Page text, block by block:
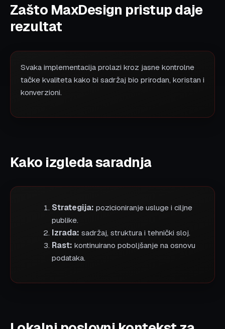
Zašto MaxDesign pristup daje
rezultat
Svaka implementacija prolazi kroz jasne kontrolne
tačke kvaliteta kako bi sadržaj bio prirodan, koristan i
konverzioni.
Kako izgleda saradnja
Strategija: pozicioniranje usluge i ciljne
publike.
Izrada: sadržaj, struktura i tehnički sloj.
Rast: kontinuirano poboljšanje na osnovu
podataka.